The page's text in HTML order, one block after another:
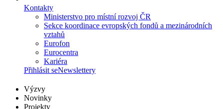
Kontakty
Ministerstvo pro místní rozvoj ČR
Sekce koordinace evropských fondů a mezinárodních
vztahů
Eurofon
Eurocentra
Kariéra
Přihlásit seNewslettery
Výzvy
Novinky
Projekty